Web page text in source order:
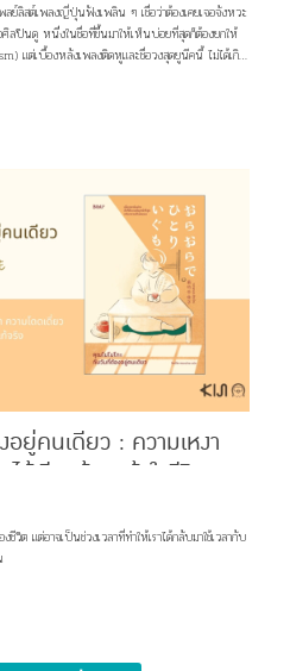
ย์ลิสต์เพลงญี่ปุ่นฟังเพลิน ๆ เชื่อว่าต้องเคยเจอจังหวะ
อศิลปินดู หนึ่งในชื่อที่ขึ้นมาให้เห็นบ่อยที่สุดก็ต้องยกให้
แต่เบื้องหลังเพลงติดหูและชื่อวงสุดยูนีคนี้ ไม่ได้เกิด
จากภาษาอังกฤษ ซึ่งมีรากมาจากคำว่า
แต่ด้วยความยาวของชื่อ แฟน ๆ เลยเรียกวงนี้กันสั้น ๆ
กว่า BROTHERS เเละ Stand By You ภาพ:
าเท่ ๆ อย่างเดียว แต่ซ่อนความหมายที่ลึกซึ้งไว้ว่า
ๆ เเละเติบโตไปพร้อมกับแฟนเพลง แม้ในวันที่พวกเขา
ตาม ภาพ: Official髭男dism เส้นทางก่อนจะมาเป็น
นไปปี 2012 […]
ยู่คนเดียว : ความเหงา
เรียนรู้และเข้าใจชีวิต
ชีวิต แต่อาจเป็นช่วงเวลาที่ทำให้เราได้กลับมาใช้เวลากับ